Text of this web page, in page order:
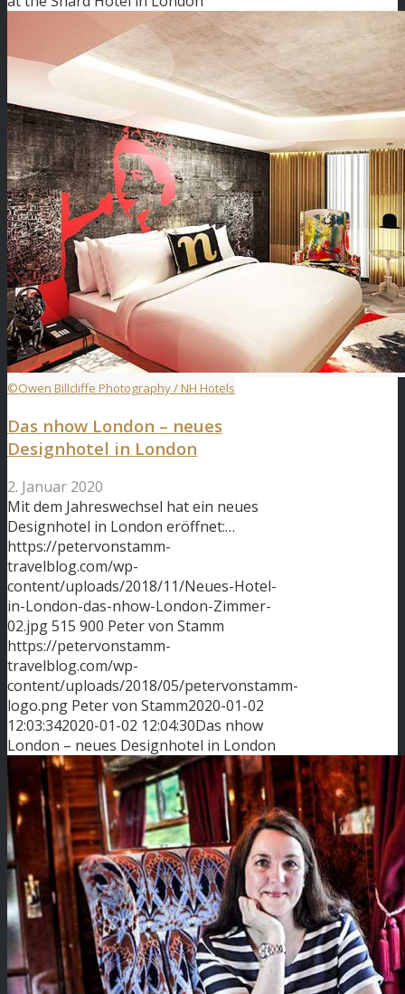
©Owen Billcliffe Photography / NH Hotels
Das nhow London – neues
Designhotel in London
2. Januar 2020
Mit dem Jahreswechsel hat ein neues
Designhotel in London eröffnet:…
https://petervonstamm-
travelblog.com/wp-
content/uploads/2018/11/Neues-Hotel-
in-London-das-nhow-London-Zimmer-
02.jpg515 900 Peter von Stamm
https://petervonstamm-
travelblog.com/wp-
content/uploads/2018/05/petervonstamm-
logo.png Peter von Stamm2020-01-02
12:03:342020-01-02 12:04:30Das nhow
London – neues Designhotel in London